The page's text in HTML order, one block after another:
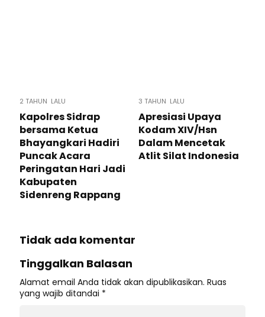
2 TAHUN LALU
Kapolres Sidrap
bersama Ketua
Bhayangkari Hadiri
Puncak Acara
Peringatan Hari Jadi
Kabupaten
Sidenreng Rappang
3 TAHUN LALU
Apresiasi Upaya
Kodam XIV/Hsn
Dalam Mencetak
Atlit Silat Indonesia
Tidak ada komentar
Tinggalkan Balasan
Alamat email Anda tidak akan dipublikasikan. Ruas
yang wajib ditandai *